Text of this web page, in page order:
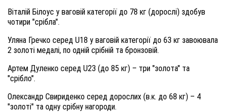
Віталій Білоус у ваговій категорії до 78 кг (дорослі) здобув
чотири "срібла".
Уляна Гречко серед U18 у ваговій категорії до 63 кг завоювала
2 золоті медалі, по одній срібній та бронзовій.
Артем Дуленко серед U23 (до 85 кг) – три "золота" та
"срібло".
Олександр Свириденко серед дорослих (в.к. до 68 кг) – 4
"золоті" та одну срібну нагороди.